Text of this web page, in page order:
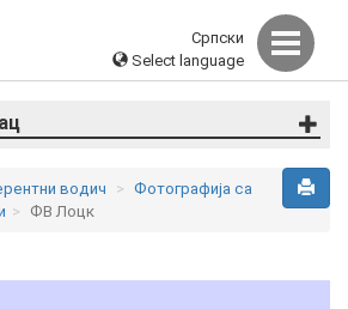
Српски
Select language
водич
Фотографија са
ФВ Лоцк